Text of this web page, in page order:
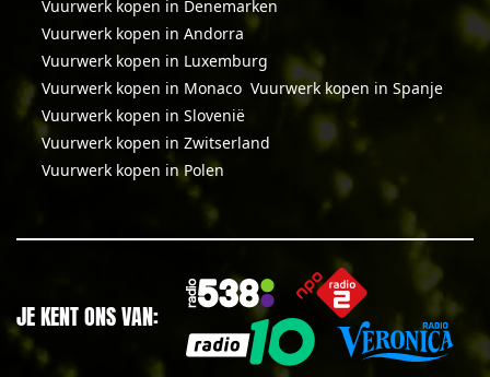
Vuurwerk kopen in Denemarken
Vuurwerk kopen in Andorra
Vuurwerk kopen in Luxemburg
Vuurwerk kopen in Monaco Vuurwerk kopen in Spanje
Vuurwerk kopen in Slovenië
Vuurwerk kopen in Zwitserland
Vuurwerk kopen in Polen
JE KENT ONS VAN: